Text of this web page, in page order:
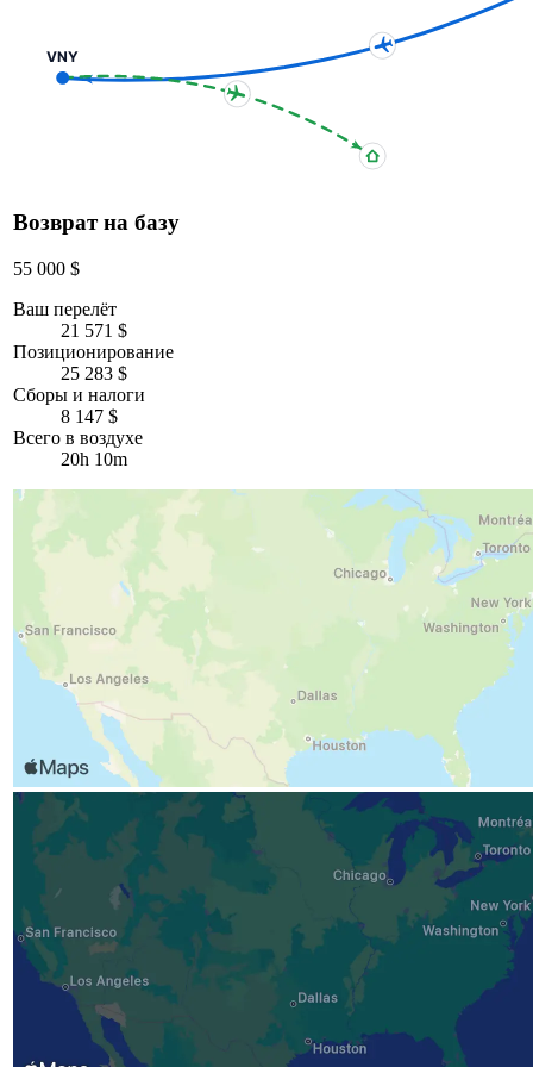
VNY
Возврат на базу
55 000 $
Ваш перелёт
21 571 $
Позиционирование
25 283 $
Сборы и налоги
8 147 $
Всего в воздухе
20h 10m